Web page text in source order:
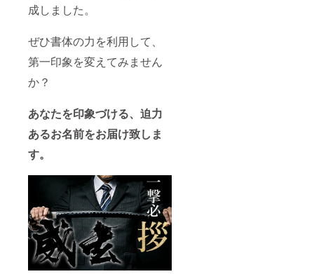
成しました。
ぜひ書体の力を利用して、
第一印象を変えてみません
か？
あなたを印象づける、迫力
あるお名前をお届け致しま
す。